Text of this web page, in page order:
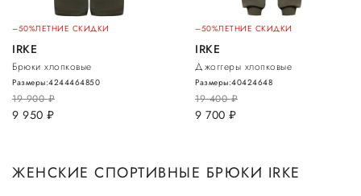
–50%ЛЕТНИЕ СКИДКИ
IRKE
Брюки хлопковые
19 900руб.
9 950 руб.
Размеры:4244464850
–50%ЛЕТНИЕ СКИДКИ
IRKE
Джоггеры хлопковые
19 400руб.
9 700 руб.
Размеры:40424648
ЖЕНСКИЕ СПОРТИВНЫЕ БРЮКИ IRKE